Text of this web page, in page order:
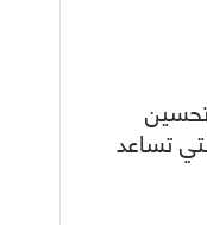
تساعد